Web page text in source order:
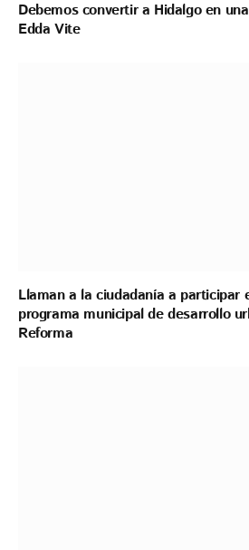
Debemos convertir a Hidalgo en
Edda Vite
Llaman a la ciudadanía a participar
programa municipal de desarrollo
Reforma